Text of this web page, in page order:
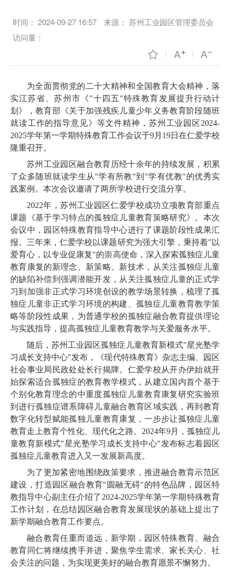
时间： 2024-09-27 16:57 来源： 苏州工业园区管理委员会
访问量：
为全面贯彻党的二十大精神和全国教育大会精神，落
实江苏省、苏州市《"十四五"特殊教育发展提升行动计
划》，教育部《关于加强残疾儿童少年义务教育阶段随班
就读工作的指导意见》等文件精神，苏州工业园区2024-
2025学年第一学期特殊教育工作会议于9月19日在仁爱学校
隆重召开。
苏州工业园区融合教育历经十余年的持续发展，积累
了众多随班就读学生从"学有所教"到"学有优教"的优秀实
践案例。本次会议邀请了两所学校进行交流分享。
2022年，苏州工业园区仁爱学校成功立项教育部重点
课题《基于学习特点的孤独症儿童教育策略研究》。本次
会议中，园区特殊教育指导中心进行了课题阶段性成果汇
报。三年来，仁爱学校以课题研究为强大引擎，秉持着"以
爱育心，以专业促康复"的崇高使命，深入探索孤独症儿童
教育康复的新理念、新策略、新技术，从关注孤独症儿童
的缺陷补偿到强调潜能开发，从关注孤独症儿童的正式学
习到加强非正式学习环境创设的教学场景转换，梳理了孤
独症儿童非正式学习环境的构建、孤独症儿童教育教学策
略等阶段性成果，为普通学校的孤独症融合教育提供理论
与实践指导，提高孤独症儿童教育教学与关爱服务水平。
随后，苏州工业园区孤独症儿童教育新模式"星光塾学
习成长支持中心"发布，《现代特殊教育》杂志主编、园区
社会事业局民政处处长行揭牌。仁爱学校从开办伊始就开
始探索适合孤独症的教育教学模式，从建立国内首个基于
个别化教育理念的中重度孤独症儿童教育康复研究实验班
到进行孤独症谱系障碍儿童融合教育区域实践，再到教育
数字化转型赋能孤独儿童教育康复，一步步让孤独症儿童
教育走上教育个性化、现代化之路。2024年9月，孤独症儿
童教育新模式"星光塾学习成长支持中心"发布标志着园区
孤独症儿童教育进入又一发展新高度。
为了更加紧密地围绕政策要求，推进融合教育示范区
建设，打造园区融合教育"圆融无碍"的特色品牌，园区特
教指导中心副主任介绍了2024-2025学年第一学期特殊教育
工作计划，在总结园区融合教育发展现状的基础上提出了
新学期融合教育工作要点。
融合教育任重而道远，新学期，园区特殊教育、融合
教育同仁将继续携手并进，聚焦学生需求、家长关心、社
会关注的问题，为实现更美好的融合教育愿景不懈努力。